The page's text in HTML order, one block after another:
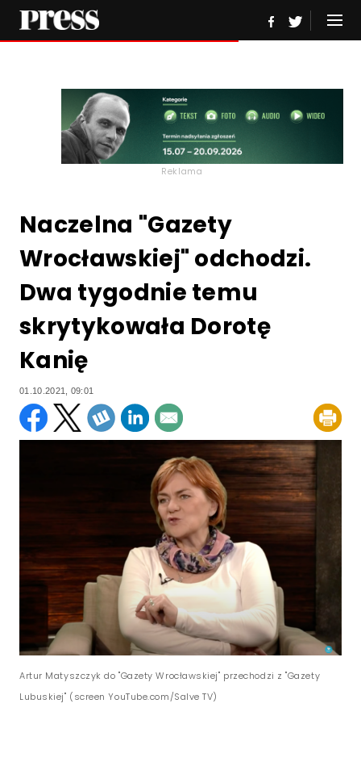
Reklama
Naczelna "Gazety
Wrocławskiej" odchodzi.
Dwa tygodnie temu
skrytykowała Dorotę
Kanię
01.10.2021, 09:01
Artur Matyszczyk do "Gazety Wrocławskiej" przechodzi z "Gazety
Lubuskiej" (screen YouTube.com/Salve TV)